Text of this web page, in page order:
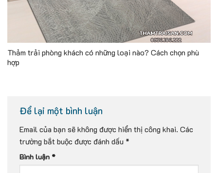
Thảm trải phòng khách có những loại nào? Cách chọn phù
hợp
Để lại một bình luận
Email của bạn sẽ không được hiển thị công khai. Các
trường bắt buộc được đánh dấu *
Bình luận *